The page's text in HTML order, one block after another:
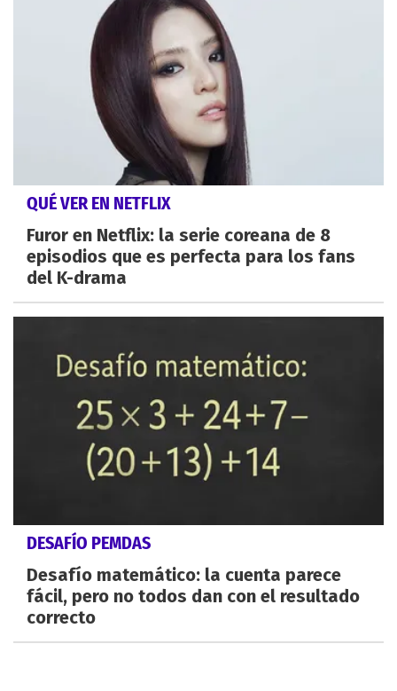
QUÉ VER EN NETFLIX
Furor en Netflix: la serie coreana de 8
episodios que es perfecta para los fans
del K-drama
DESAFÍO PEMDAS
Desafío matemático: la cuenta parece
fácil, pero no todos dan con el resultado
correcto